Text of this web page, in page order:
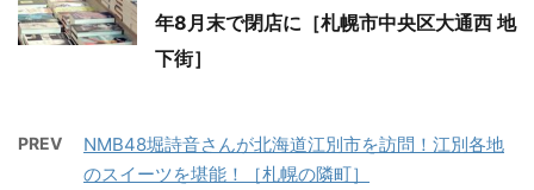
年8月末で閉店に［札幌市中央区大通西 地
下街］
PREV
NMB48堀詩音さんが北海道江別市を訪問！江別各地
のスイーツを堪能！［札幌の隣町］